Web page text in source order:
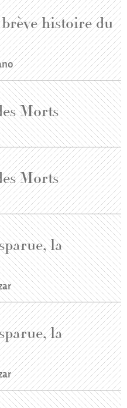
histoire du
Morts
Morts
la
la